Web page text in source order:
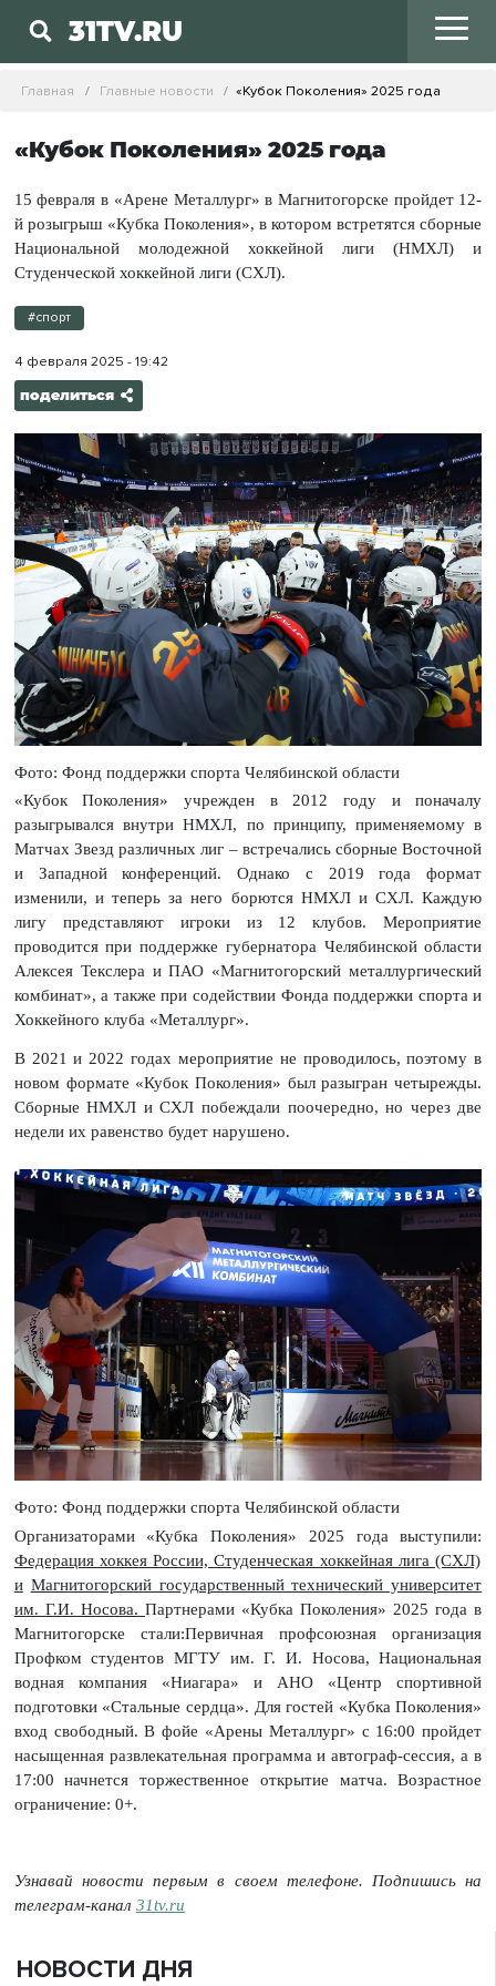
31TV.RU
Главная Главные новости «Кубок Поколения» 2025 года
«Кубок Поколения» 2025 года
15 февраля в «Арене Металлург» в Магнитогорске пройдет 12-
й розыгрыш «Кубка Поколения», в котором встретятся сборные
Национальной молодежной хоккейной лиги (НМХЛ) и
Студенческой хоккейной лиги (СХЛ).
#спорт
4 февраля 2025 - 19:42
поделиться
Фото: Фонд поддержки спорта Челябинской области
«Кубок Поколения» учрежден в 2012 году и поначалу
разыгрывался внутри НМХЛ, по принципу, применяемому в
Матчах Звезд различных лиг – встречались сборные Восточной
и Западной конференций. Однако с 2019 года формат
изменили, и теперь за него борются НМХЛ и СХЛ. Каждую
лигу представляют игроки из 12 клубов. Мероприятие
проводится при поддержке губернатора Челябинской области
Алексея Текслера и ПАО «Магнитогорский металлургический
комбинат», а также при содействии Фонда поддержки спорта и
Хоккейного клуба «Металлург».
В 2021 и 2022 годах мероприятие не проводилось, поэтому в
новом формате «Кубок Поколения» был разыгран четырежды.
Сборные НМХЛ и СХЛ побеждали поочередно, но через две
недели их равенство будет нарушено.
Фото: Фонд поддержки спорта Челябинской области
Организаторами «Кубка Поколения» 2025 года выступили:
Федерация хоккея России, Студенческая хоккейная лига (СХЛ)
и Магнитогорский государственный технический университет
им. Г.И. Носова. Партнерами «Кубка Поколения» 2025 года в
Магнитогорске стали:Первичная профсоюзная организация
Профком студентов МГТУ им. Г. И. Носова, Национальная
водная компания «Ниагара» и АНО «Центр спортивной
подготовки «Стальные сердца». Для гостей «Кубка Поколения»
вход свободный. В фойе «Арены Металлург» с 16:00 пройдет
насыщенная развлекательная программа и автограф-сессия, а в
17:00 начнется торжественное открытие матча. Возрастное
ограничение: 0+.
Узнавай новости первым в своем телефоне. Подпишись на
телеграм-канал 31tv.ru
НОВОСТИ ДНЯ